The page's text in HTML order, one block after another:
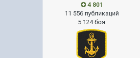
4 801
11 556 публикаций
5 124 боя